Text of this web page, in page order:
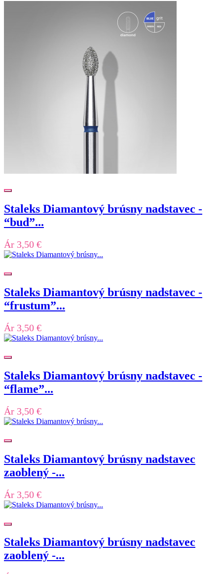
Staleks Diamantový brúsny nadstavec -
“bud”...
Ár 3,50 €
Staleks Diamantový brúsny nadstavec -
“frustum”...
Ár 3,50 €
Staleks Diamantový brúsny nadstavec -
“flame”...
Ár 3,50 €
Staleks Diamantový brúsny nadstavec
zaoblený -...
Ár 3,50 €
Staleks Diamantový brúsny nadstavec
zaoblený -...